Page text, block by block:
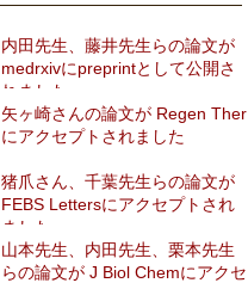
内田先生、藤井先生らの論文が
medrxivにpreprintとして公開さ
れました
矢ヶ崎さんの論文が Regen Ther
にアクセプトされました
猪爪さん、千葉先生らの論文が
FEBS Lettersにアクセプトされ
ました
山本先生、内田先生、栗本先生
らの論文が J Biol Chemにアクセ